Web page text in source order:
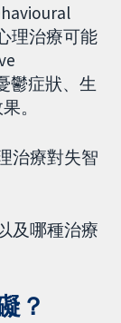
理治療可能
鬱症狀、生
。
治療對失智
及哪種治療
？